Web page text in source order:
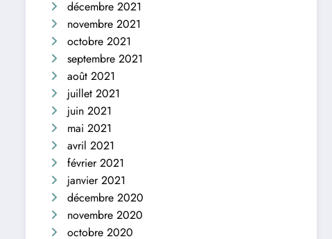
décembre 2021
novembre 2021
octobre 2021
septembre 2021
août 2021
juillet 2021
juin 2021
mai 2021
avril 2021
février 2021
janvier 2021
décembre 2020
novembre 2020
octobre 2020